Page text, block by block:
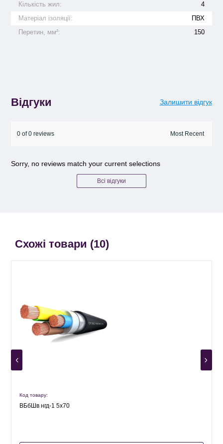
Кількість жил:
4
Матеріал ізоляції:
ПВХ
Перетин, мм²:
150
Відгуки Залишити відгук
0 of 0 reviews
Sorry, no reviews match your current selections
Всі відгуки
Схожі товари (10)
Код товару:
ВБбШв нгд-1 5х70